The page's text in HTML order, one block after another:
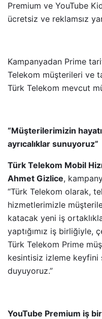
Premium ve YouTube
ücretsiz ve reklamsız
Kampanyadan Prime
Telekom müşterileri ve
Türk Telekom mevcut
“Müşterilerimizin
ayrıcalıklar sunuyoruz”
Türk Telekom Mobil
Ahmet Gizlice,
“Türk Telekom olarak,
hizmetlerimizle
katacak yeni iş
yaptığımız iş
Türk Telekom Prime
kesintisiz izleme keyfini
duyuyoruz.”
YouTube Premium iş